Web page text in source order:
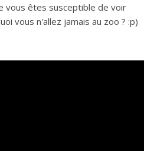
vous êtes susceptible de voir
vous n'allez jamais au zoo ? :p)